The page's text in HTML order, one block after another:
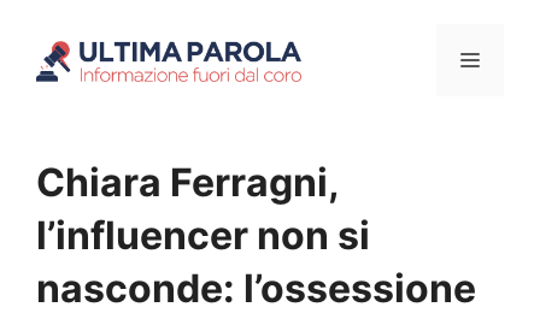
Menu
Chiara Ferragni,
l’influencer non si
nasconde: l’ossessione